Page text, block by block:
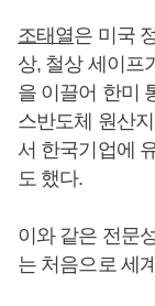
조태열은 미국
상, 철상 세이프
을 이끌어 한미
스반도체 원산
서 한국기업에
도 했다.
이와 같은 전문
는 처음으로 세